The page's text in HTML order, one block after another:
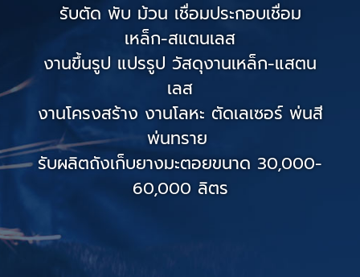
รับตัด พับ ม้วน เชื่อมประกอบเชื่อม
เหล็ก-สแตนเลส
งานขึ้นรูป แปรรูป วัสดุงานเหล็ก-แสตน
เลส
งานโครงสร้าง งานโลหะ ตัดเลเซอร์ พ่นสี
พ่นทราย
รับผลิตถังเก็บยางมะตอยขนาด 30,000-
60,000 ลิตร